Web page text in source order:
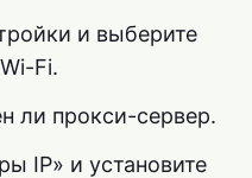
и выберите
Fi.
ли прокси-сервер.
IP» и установите